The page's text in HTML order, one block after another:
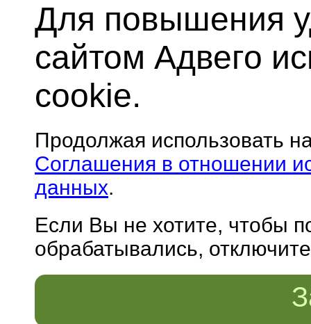
Для повышения
сайтом Адвего
cookie.
Продолжая использовать
Соглашения в отношении
данных.
Если Вы не хотите, чтобы
обрабатывались,